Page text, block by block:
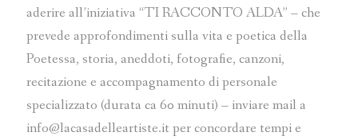
aderire all’iniziativa “TI RACCONTO ALDA” – che
prevede approfondimenti sulla vita e poetica della
Poetessa, storia, aneddoti, fotografie, canzoni,
recitazione e accompagnamento di personale
specializzato (durata ca 60 minuti) – inviare mail a
info@lacasadelleartiste.it per concordare tempi e